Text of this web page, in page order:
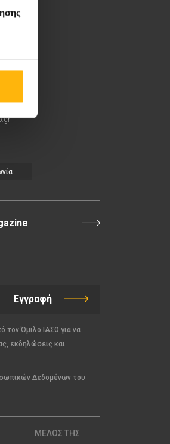
37-39,
61 84
Εγγραφή
τον Όμιλο ΙΑΣΩ για να
εκδηλώσεις και
Δεδομένων του
ΜΕΛΟΣ ΤΗΣ